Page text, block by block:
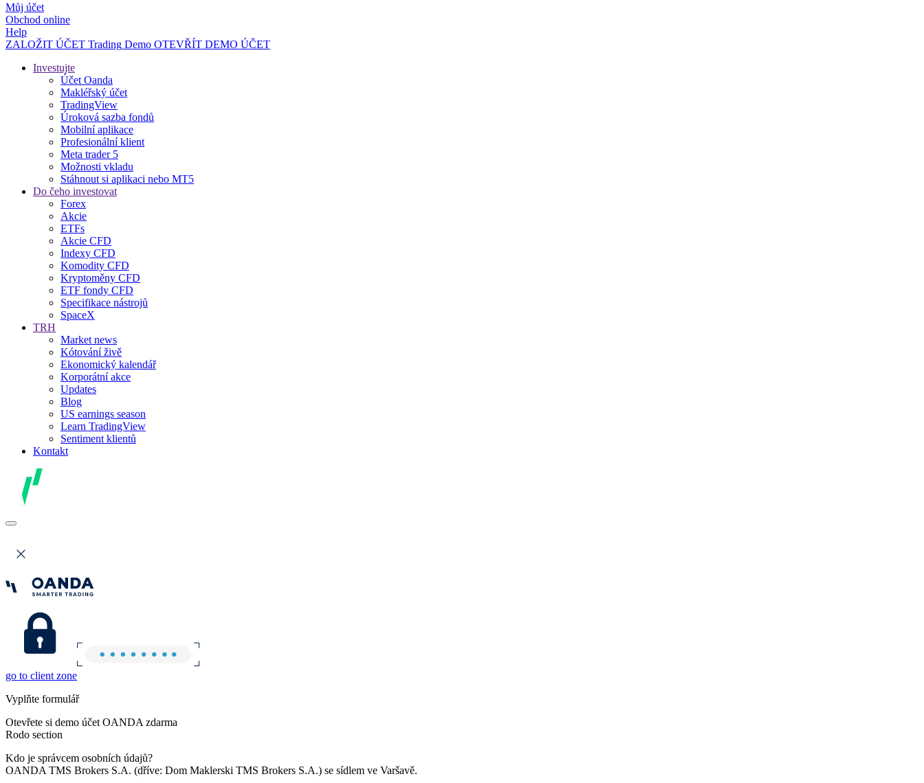
Můj účet
Obchod online
Help
ZALOŽIT ÚČET Trading Demo OTEVŘÍT DEMO ÚČET
Investujte
Účet Oanda
Makléřský účet
TradingView
Úroková sazba fondů
Mobilní aplikace
Profesionální klient
Meta trader 5
Možnosti vkladu
Stáhnout si aplikaci nebo MT5
Do čeho investovat
Forex
Akcie
ETFs
Akcie CFD
Indexy CFD
Komodity CFD
Kryptoměny CFD
ETF fondy CFD
Specifikace nástrojů
SpaceX
TRH
Market news
Kótování živě
Ekonomický kalendář
Korporátní akce
Updates
Blog
US earnings season
Learn TradingView
Sentiment klientů
Kontakt
go to client zone
Vyplňte formulář
Otevřete si demo účet OANDA zdarma
Rodo section
Kdo je správcem osobních údajů?
OANDA TMS Brokers S.A. (dříve: Dom Maklerski TMS Brokers S.A.) se sídlem ve Varšavě.